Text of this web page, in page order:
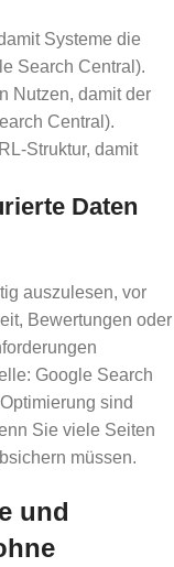
Systeme die
Search Central).
Nutzen, damit der
Central).
Struktur, damit
Daten
auszulesen, vor
Bewertungen oder
Google Search
sind
Sie viele Seiten
müssen.
und